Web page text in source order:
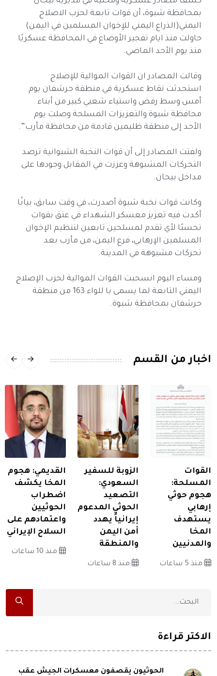
بمحافظة شبوة، أن قوات تابعة لحزب الاصلاح
اليمني(الذراع اليمني للإخوان المسلمين في اليمن)
حاولت منذ ايام تفجير الأوضاع في المحافظة عسكريًا
منذ يوم الأحد الماضي.
وقالت المصادر ان القوات الموالية للإصلاح
استحدثت نقاط عسكرية في منطقة حرشفان يوم
أمس وسط رفض واستياء شعبي كبير من أبناء
محافظة شبوة والتعزيزات المسلحة وصلت يوم
الأحد إلى منطقة ظليمين قادمة من محافظة مأرب”.
ولفتت المصادر إلى أن قوات النخبة الشبوانية ترصد
التحركات المشبوهة وعززت في المقابل وجودها على
مداخل بيحان.
وكانت قوات نخبة شبوة أصدرت، في وقت سابق، بيانًا
أكدت فيه تعزيز معسكر الشهداء في عتق بقوات
تحسبًا لأي تقدم لمسلحين تابعين لتنظيم الإخوان
المسلمين الإرهابي، فرع اليمن، من مأرب بعد
تحركات مشبوهة في المدينة.
ومساء اليوم انسحبت القوات الموالية لحزب الإصلاح
اليمني التابعة لما يسمى با للواء 163 من منطقة
حرشفان بمحافظة شبوة.
اخبار من القسم
القوات
المسلحة:
هجوم حوثي
إرهابي
يستهدف
المخا
والمدنيين
منذ 5 ساعات
الزوبة للسفير
السعودي:
التصعيد
الحوثي المدعوم
إيرانياً يهدد
أمن اليمن
والمنطقة
منذ 8 ساعات
القديمي: هجوم
المخا يكشف
اضطراب
الحوثيين
واعتمادهم على
السلاح الإيراني
منذ 10 ساعات
الاكثر قراءة
الحوثيون يقصفون معسكرات الجيش عقب